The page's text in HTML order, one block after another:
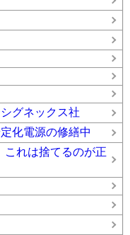
グネックス社
化電源の修繕中
これは捨てるのが正